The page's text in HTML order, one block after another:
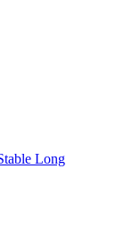
Long